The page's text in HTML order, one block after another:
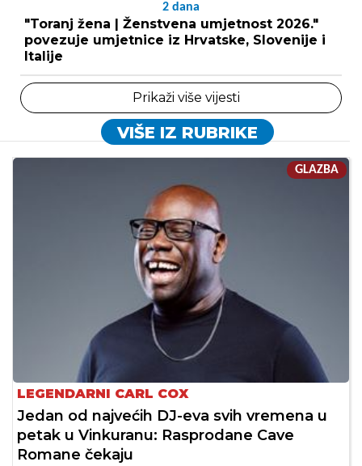
2 dana
"Toranj žena | Ženstvena umjetnost 2026."
povezuje umjetnice iz Hrvatske, Slovenije i
Italije
Prikaži više vijesti
VIŠE IZ RUBRIKE
GLAZBA
LEGENDARNI CARL COX
Jedan od najvećih DJ-eva svih vremena u
petak u Vinkuranu: Rasprodane Cave
Romane čekaju